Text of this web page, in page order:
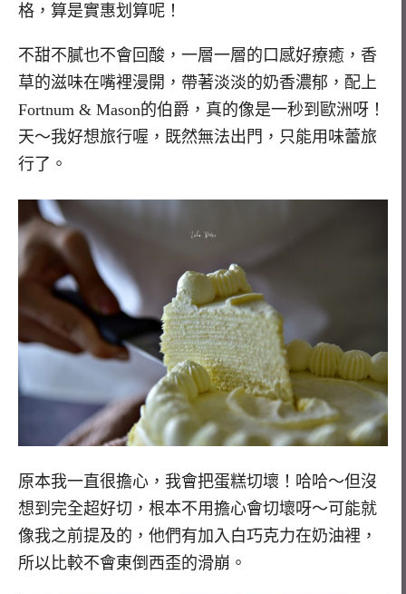
格，算是實惠划算呢！
不甜不膩也不會回酸，一層一層的口感好療癒，香
草的滋味在嘴裡漫開，帶著淡淡的奶香濃郁，配上
Fortnum & Mason的伯爵，真的像是一秒到歐洲呀！
天～我好想旅行喔，既然無法出門，只能用味蕾旅
行了。
原本我一直很擔心，我會把蛋糕切壞！哈哈～但沒
想到完全超好切，根本不用擔心會切壞呀～可能就
像我之前提及的，他們有加入白巧克力在奶油裡，
所以比較不會東倒西歪的滑崩。